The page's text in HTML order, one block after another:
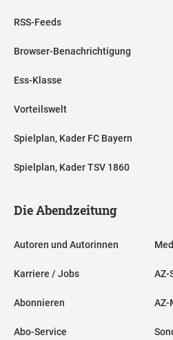
RSS-Feeds
Browser-Benachrichtigung
Ess-Klasse
Vorteilswelt
Spielplan, Kader FC Bayern
Spielplan, Kader TSV 1860
Die Abendzeitung
Autoren und Autorinnen
Karriere / Jobs
Abonnieren
Abo-Service
AZ-
AZ-